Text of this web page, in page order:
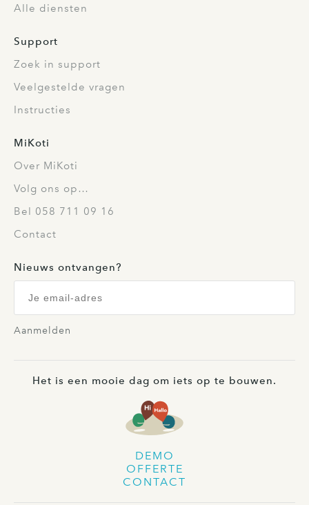
Alle diensten
Support
Zoek in support
Veelgestelde vragen
Instructies
MiKoti
Over MiKoti
Volg ons op…
Bel 058 711 09 16
Contact
Nieuws ontvangen?
Aanmelden
Het is een mooie dag om iets op te bouwen.
DEMO
OFFERTE
CONTACT